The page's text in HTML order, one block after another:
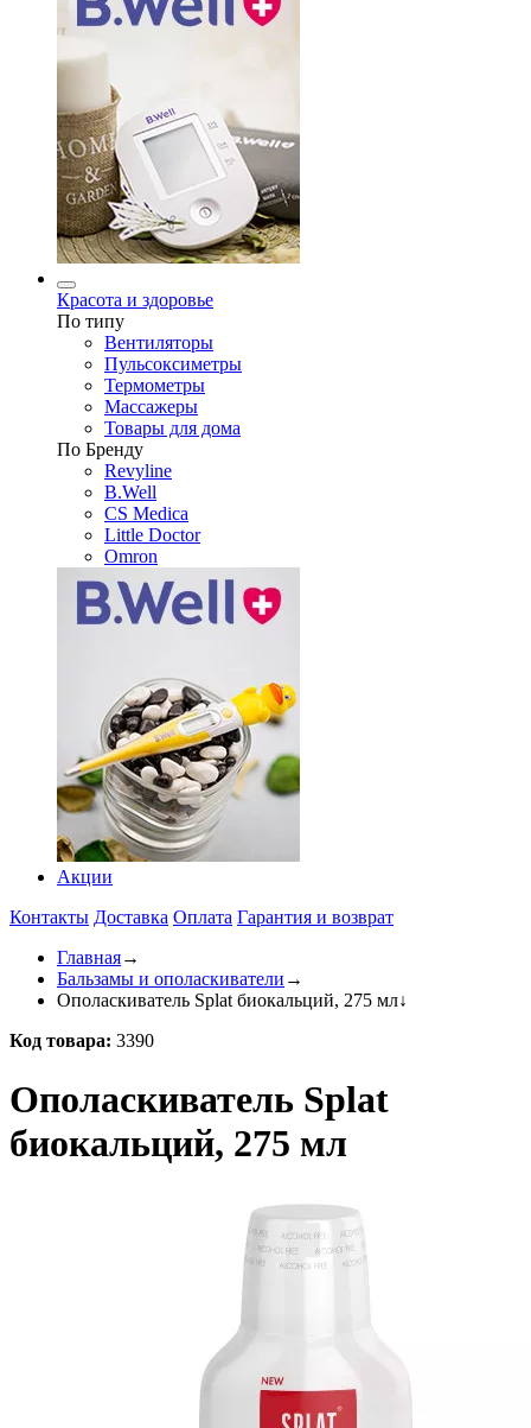
Красота и здоровье
По типу
Вентиляторы
Пульсоксиметры
Термометры
Массажеры
Товары для дома
По Бренду
Revyline
B.Well
CS Medica
Little Doctor
Omron
Акции
Контакты Доставка Оплата Гарантия и возврат
Главная→
Бальзамы и ополаскиватели →
Ополаскиватель Splat биокальций, 275 мл↓
Код товара: 3390
Ополаскиватель Splat
биокальций, 275 мл